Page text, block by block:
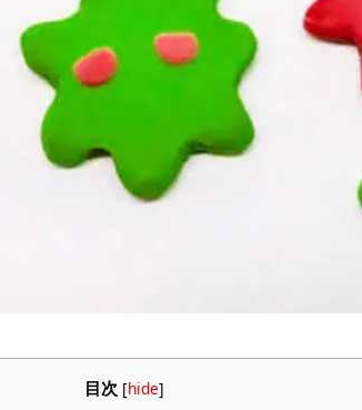
目次 [hide]